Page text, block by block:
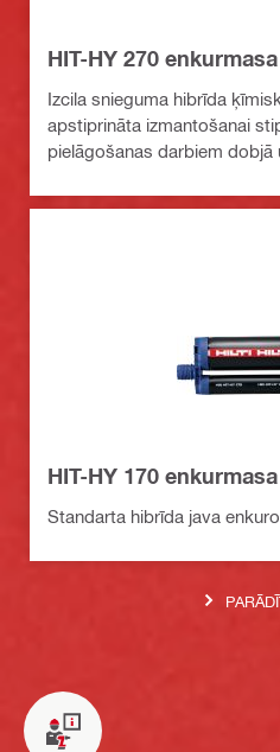
HIT-HY 270 enkurmasa
Izcila snieguma hibrīda
apstiprināta izmantošanai
pielāgošanas darbiem dobjā
HIT-HY 170 enkurmasa
Standarta hibrīda java